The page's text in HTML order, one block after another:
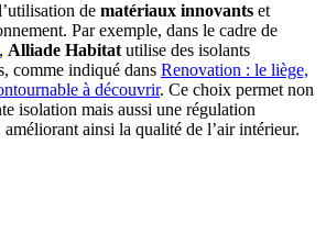
de matériaux innovants et
Par exemple, dans le cadre de
, Alliade Habitat utilise des isolants
comme indiqué dans Renovation : le liège,
à découvrir. Ce choix permet non
isolation mais aussi une régulation
ainsi la qualité de l’air intérieur.